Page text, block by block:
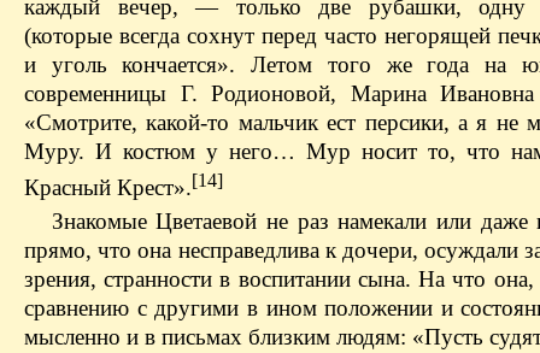
каждый вечер, — только две рубашки, одну
(которые всегда сохнут перед часто негорящей
и уголь кончается». Летом того же года на
современницы Г. Родионовой, Марина Ивановна
«Смотрите, какой-то мальчик ест персики, а я не
Муру. И костюм у него… Мур носит то, что
Красный Крест».[14]
Знакомые Цветаевой не раз намекали или даже
прямо, что она несправедлива к дочери, осуждали
зрения, странности в воспитании сына. На что она,
сравнению с другими в ином положении и
мысленно и в письмах близким людям: «Пусть